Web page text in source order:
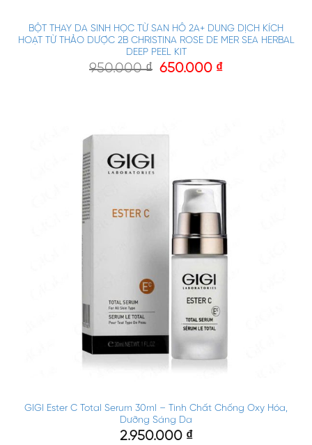
BỘT THAY DA SINH HỌC TỪ SAN HÔ 2A+ DUNG DỊCH KÍCH
HOẠT TỪ THẢO DƯỢC 2B CHRISTINA ROSE DE MER SEA HERBAL
DEEP PEEL KIT
950.000₫ 650.000 ₫
GIGI Ester C Total Serum 30ml – Tinh Chất Chống Oxy Hóa,
Dưỡng Sáng Da
2.950.000 ₫